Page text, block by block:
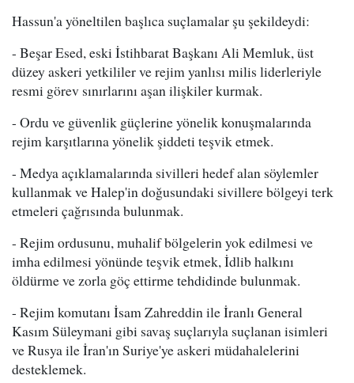
Hassun'a yöneltilen başlıca suçlamalar şu şekildeydi:
- Beşar Esed, eski İstihbarat Başkanı Ali Memluk, üst
düzey askeri yetkililer ve rejim yanlısı milis liderleriyle
resmi görev sınırlarını aşan ilişkiler kurmak.
- Ordu ve güvenlik güçlerine yönelik konuşmalarında
rejim karşıtlarına yönelik şiddeti teşvik etmek.
- Medya açıklamalarında sivilleri hedef alan söylemler
kullanmak ve Halep'in doğusundaki sivillere bölgeyi terk
etmeleri çağrısında bulunmak.
- Rejim ordusunu, muhalif bölgelerin yok edilmesi ve
imha edilmesi yönünde teşvik etmek, İdlib halkını
öldürme ve zorla göç ettirme tehdidinde bulunmak.
- Rejim komutanı İsam Zahreddin ile İranlı General
Kasım Süleymani gibi savaş suçlarıyla suçlanan isimleri
ve Rusya ile İran'ın Suriye'ye askeri müdahalelerini
desteklemek.